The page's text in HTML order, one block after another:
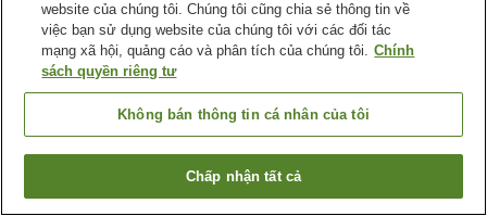
Tiện nghi chỗ nghỉ
Bãi đỗ xe
Nhà hàng
Máy bán hàng tự động
Trang chủ Nhật Bản Tỉnh Nagano
Thành phố Suwa
Hotel Route-Inn Dai-Ni Suwa Inter
Tìm phòng trống
website của chúng tôi. Chúng tôi cũng chia sẻ thông tin về
việc bạn sử dụng website của chúng tôi với các đối tác
mạng xã hội, quảng cáo và phân tích của chúng tôi. Chính
sách quyền riêng tư
Không bán thông tin cá nhân của tôi
Chấp nhận tất cả